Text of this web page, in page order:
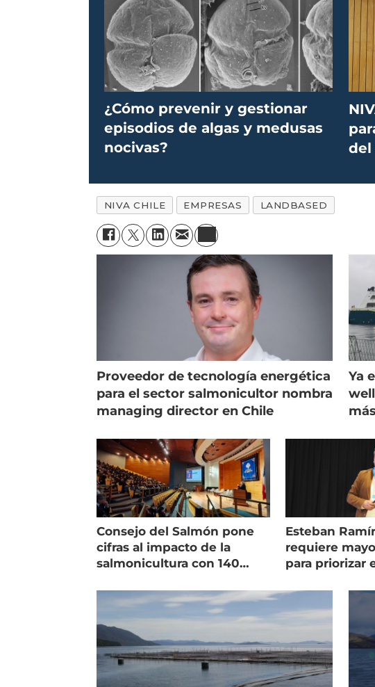
¿Cómo prevenir y gestionar
episodios de algas y medusas
nocivas?
del
NIVA CHILE EMPRESAS LANDBASED
Proveedor de tecnología energética
para el sector salmonicultor nombra
managing director en Chile
Ya
Consejo del Salmón pone
cifras al impacto de la
salmonicultura con 140
Esteban
requiere
para priorizar